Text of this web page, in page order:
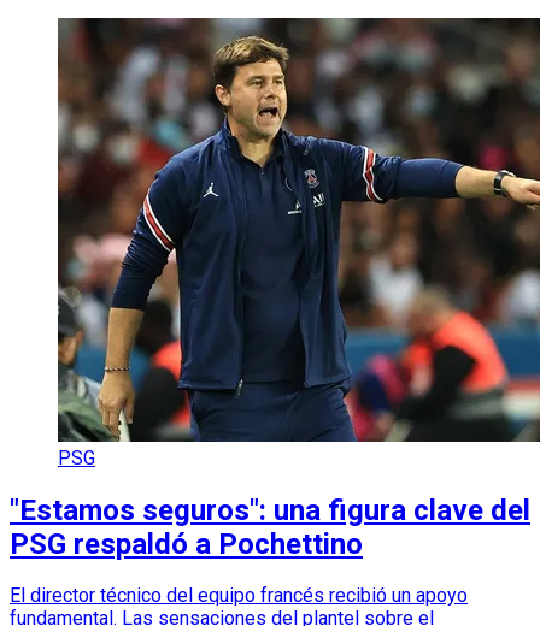
PSG
"Estamos seguros": una figura clave del
PSG respaldó a Pochettino
El director técnico del equipo francés recibió un apoyo
fundamental. Las sensaciones del plantel sobre el